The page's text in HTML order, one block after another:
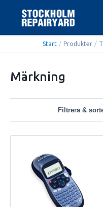
Start / Produkter /
Märkning
Filtrera &